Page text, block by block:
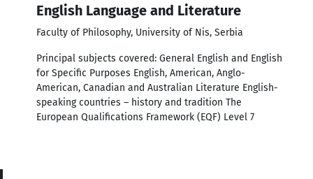
English Language and Literature
Faculty of Philosophy, University of Nis, Serbia
Principal subjects covered: General English and English
for Specific Purposes English, American, Anglo-
American, Canadian and Australian Literature English-
speaking countries – history and tradition The
European Qualifications Framework (EQF) Level 7